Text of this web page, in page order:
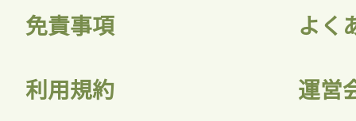
免責事項 よく
利用規約 運営